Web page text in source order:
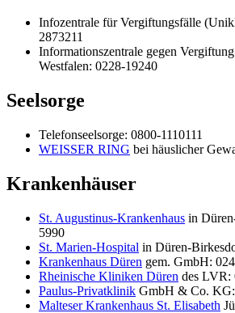
Infozentrale für Vergiftungsfälle
2873211
Informationszentrale gegen
Westfalen: 0228-19240
Seelsorge
Telefonseelsorge: 0800-1110111
WEISSER RING bei häuslicher
Krankenhäuser
St. Augustinus-Krankenhaus in
5990
St. Marien-Hospital in Düren-
Krankenhaus Düren gem. GmbH:
Rheinische Kliniken Düren des LVR:
Paulus-Privatklinik GmbH & Co.
Malteser Krankenhaus St. Elisabeth